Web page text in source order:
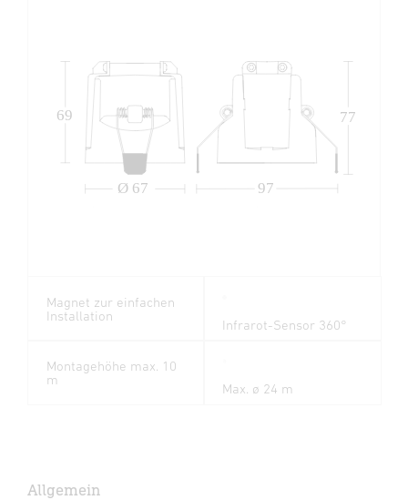
Ø 67 97
69 77
Magnet zur einfachen
Installation
Infrarot-Sensor 360°
Montagehöhe max. 10
m
Max. ø 24 m
Allgemein